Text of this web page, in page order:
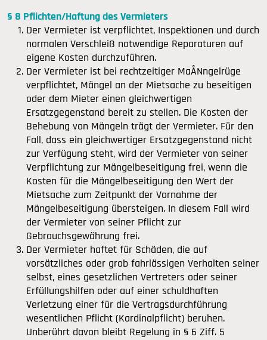
§ 8 Pflichten/Haftung des Vermieters
Der Vermieter ist verpflichtet, Inspektionen und durch
normalen Verschleiß notwendige Reparaturen auf
eigene Kosten durchzuführen.
Der Vermieter ist bei rechtzeitiger MaÅNngelrüge
verpflichtet, Mängel an der Mietsache zu beseitigen
oder dem Mieter einen gleichwertigen
Ersatzgegenstand bereit zu stellen. Die Kosten der
Behebung von Mängeln trägt der Vermieter. Für den
Fall, dass ein gleichwertiger Ersatzgegenstand nicht
zur Verfügung steht, wird der Vermieter von seiner
Verpflichtung zur Mängelbeseitigung frei, wenn die
Kosten für die Mängelbeseitigung den Wert der
Mietsache zum Zeitpunkt der Vornahme der
Mängelbeseitigung übersteigen. In diesem Fall wird
der Vermieter von seiner Pflicht zur
Gebrauchsgewährung frei.
Der Vermieter haftet für Schäden, die auf
vorsätzliches oder grob fahrlässigen Verhalten seiner
selbst, eines gesetzlichen Vertreters oder seiner
Erfüllungshilfen oder auf einer schuldhaften
Verletzung einer für die Vertragsdurchführung
wesentlichen Pflicht (Kardinalpflicht) beruhen.
Unberührt davon bleibt Regelung in § 6 Ziff. 5